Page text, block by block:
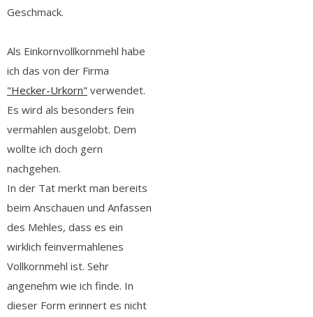
Geschmack.
Als Einkornvollkornmehl habe
ich das von der Firma
"Hecker-Urkorn" verwendet.
Es wird als besonders fein
vermahlen ausgelobt. Dem
wollte ich doch gern
nachgehen.
In der Tat merkt man bereits
beim Anschauen und Anfassen
des Mehles, dass es ein
wirklich feinvermahlenes
Vollkornmehl ist. Sehr
angenehm wie ich finde. In
dieser Form erinnert es nicht